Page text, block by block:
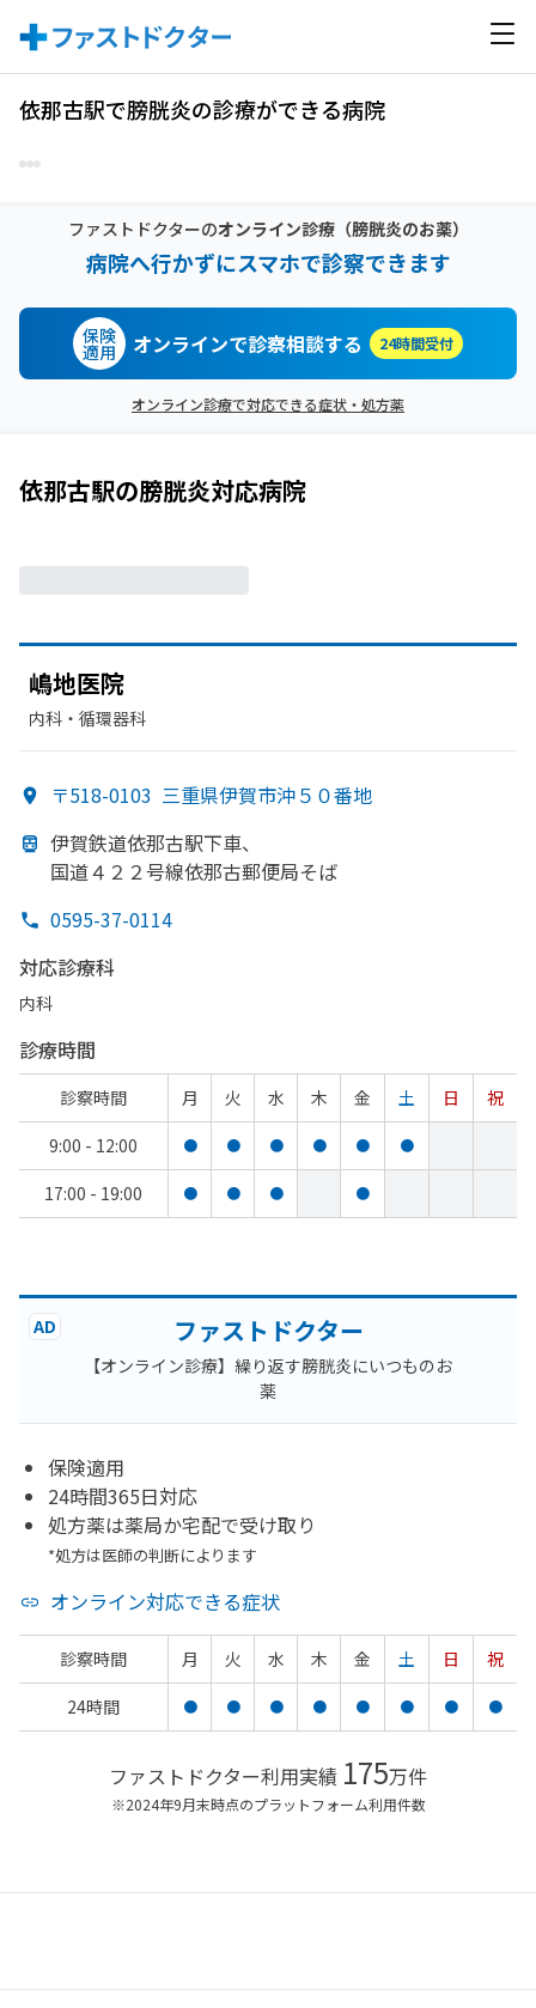
依那古駅で膀胱炎の診療ができる病院
ファストドクターのオンライン診療（膀胱炎のお薬）
病院へ行かずにスマホで診察できます
保険
適用 オンラインで診察相談する 24時間受付
オンライン診療で対応できる症状・処方薬
依那古駅の膀胱炎対応病院
嶋地医院
内科・​循環器科
〒518-0103 三重県伊賀市沖５０番地
伊賀鉄道依那古駅下車、
国道４２２号線依那古郵便局そば
0595-37-0114
対応診療科
内科
診療時間
診察時間 月 火 水 木 金 土 日
祝
9:00 - 12:00
● ● ● ● ● ●
17:00 - 19:00 ● ● ● ●
AD ファストドクター
【オンライン診療】繰り返す膀胱炎にいつものお
薬
保険適用
24時間365日対応
処方薬は薬局か宅配で受け取り
*処方は医師の判断によります
オンライン対応できる症状
診察時間 月 火 水 木 金 土 日
祝
24時間
● ● ● ● ● ● ● ●
ファストドクター利用実績 175万件
※2024年9月末時点のプラットフォーム利用件数